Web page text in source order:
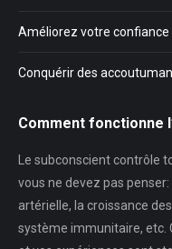
Améliorez votre confiance
Conquérir des
Comment fonctionne
Le subconscient contrôle
vous ne devez pas
artérielle, la croissance
système immunitaire, etc.